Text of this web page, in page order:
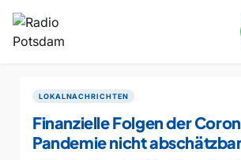
LOKALNACHRICHTEN
Finanzielle Folgen der
Pandemie nicht